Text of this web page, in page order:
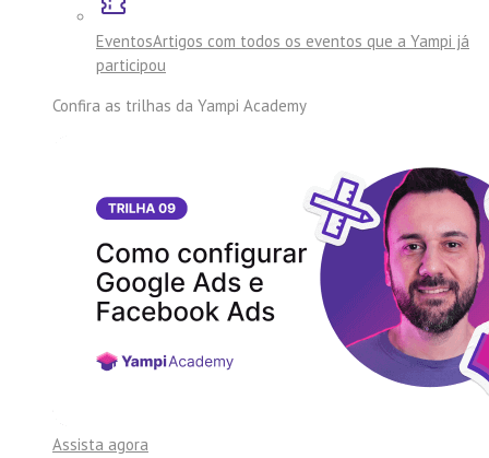
EventosArtigos com todos os eventos que a Yampi já
participou
Confira as trilhas da Yampi Academy
Assista agora